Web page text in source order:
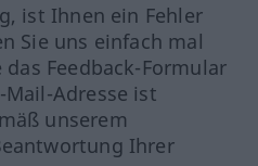
ist Ihnen ein Fehler
Sie uns einfach mal
Feedback-Formular
Mail-Adresse ist
unserem
Ihrer